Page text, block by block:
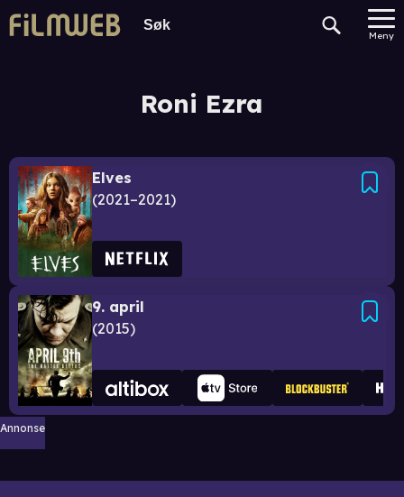
Meny
Roni Ezra
Elves
2021–2021
9. april
2015
Annonse